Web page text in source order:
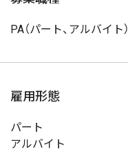
PA（パート、アルバイト）
雇用形態
パート
アルバイト